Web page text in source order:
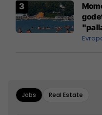
Jobs Real Estate